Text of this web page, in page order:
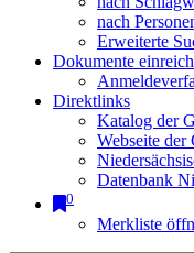
nach
Erweiterte
Dokumente
Direktlinks
Katalog der
Webseite
Datenbank
0
Merkliste